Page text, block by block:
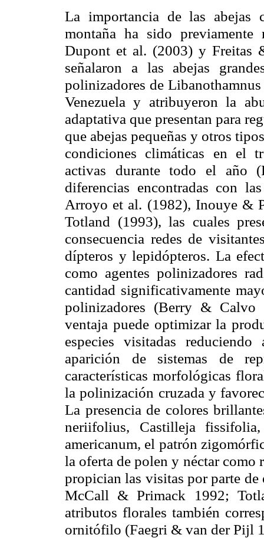
La importancia de las abejas
montaña ha sido
Dupont et al. (2003) y
señalaron a las abejas
polinizadores de Libanothamnus
Venezuela y atribuyeron la
adaptativa que presentan para
que abejas pequeñas y otros
condiciones climáticas en el
activas durante todo el año
diferencias encontradas con
Arroyo et al. (1982), Inouye&
Totland (1993), las cuales
consecuencia redes de
dípteros y lepidópteros. La
como agentes polinizadores
cantidad significativamente
polinizadores (Berry &
ventaja puede optimizar la
especies visitadas
aparición de sistemas de
características morfológicas
la polinización cruzada y
La presencia de colores
neriifolius, Castilleja fissifolia
americanum, el patrón
la oferta de polen y néctar como
propician las visitas por parte de
McCall &Primack 1992;
atributos florales también
ornitófilo (Faegri & van der Pijl